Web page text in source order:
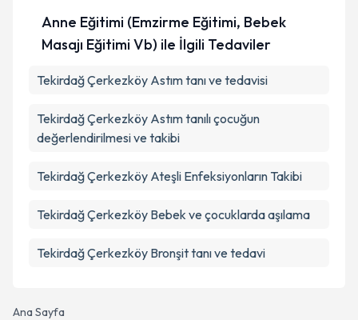
Ana Sayfa
Anne Eğitimi (Emzirme Eğitimi, Bebek
Masajı Eğitimi Vb) ile İlgili Tedaviler
Tekirdağ Çerkezköy Astım tanı ve tedavisi
Tekirdağ Çerkezköy Astım tanılı çocuğun
değerlendirilmesi ve takibi
Tekirdağ Çerkezköy Ateşli Enfeksiyonların Takibi
Tekirdağ Çerkezköy Bebek ve çocuklarda aşılama
Tekirdağ Çerkezköy Bronşit tanı ve tedavi